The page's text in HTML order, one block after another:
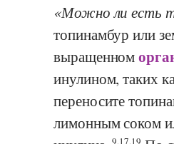
Можно ли есть
топинамбур или
выращенном
инулином, таких
переносите
лимонным соком
9,17,19